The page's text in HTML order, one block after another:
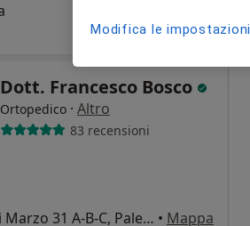
Dott. Francesco Bosco
Ortopedico · Altro
83 recensioni
Via Gioacchino di Marzo 31 A-B-C, Palermo • Mappa
Modifica le impostazioni